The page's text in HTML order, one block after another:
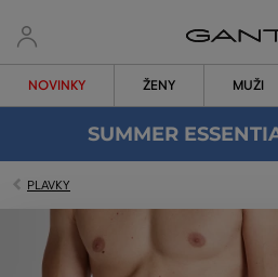
NOVINKY ŽENY MUŽI
SUMMER
PLAVKY